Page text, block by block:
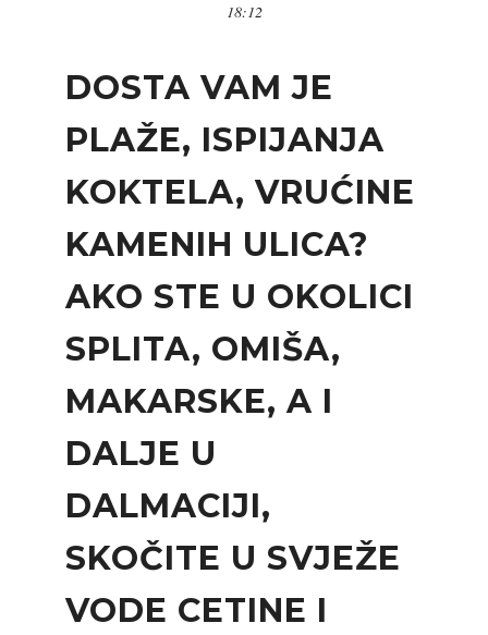
18:12
DOSTA VAM JE
PLAŽE, ISPIJANJA
KOKTELA, VRUĆINE
KAMENIH ULICA?
AKO STE U OKOLICI
SPLITA, OMIŠA,
MAKARSKE, A I
DALJE U
DALMACIJI,
SKOČITE U SVJEŽE
VODE CETINE I